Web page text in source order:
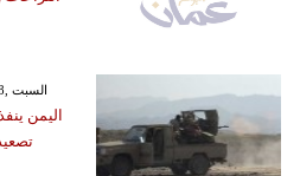
GMT 10:28 2026 السبت ,08 آب / أغسطس
اليمن